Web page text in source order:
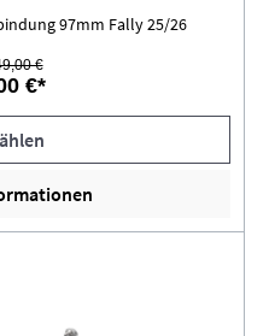
97mm Fally 25/26
€
€*